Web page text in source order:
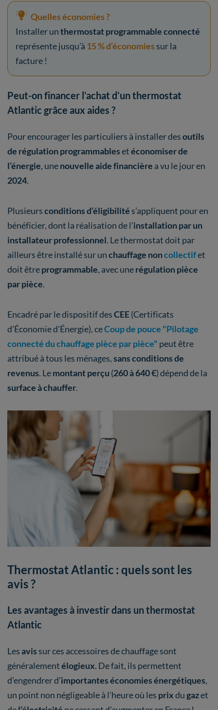
Quelles économies ?
Installer unthermostat programmable connecté
représente jusqu’à 15 % d’économies sur la
facture !
Peut-on financer l’achat d’un thermostat
Atlantic grâce aux aides ?
Pour encourager les particuliers à installer desoutils
de régulation programmablesetéconomiser de
l’énergie, unenouvelle aide financière a vu le jour en
2024.
Plusieursconditions d’éligibilité s’appliquent pour en
bénéficier, dont la réalisation de l’installation par un
installateur professionnel. Le thermostat doit par
ailleurs être installé sur unchauffage noncollectifet
doit êtreprogrammable, avec unerégulation pièce
par pièce.
Encadré par le dispositif desCEE(Certificats
d’Économie d’Énergie), ceCoup de pouce "Pilotage
connecté du chauffage pièce par pièce" peut être
attribué à tous les ménages,sans conditions de
revenus. Lemontant perçu (260 à 640 €)dépend de la
surface à chauffer.
Thermostat Atlantic : quels sont les
avis ?
Les avantages à investir dans un thermostat
Atlantic
Lesavis sur ces accessoires de chauffage sont
généralementélogieux. De fait, ils permettent
d’engendrer d’importantes économies énergétiques,
un point non négligeable à l’heure où les prixdugazet